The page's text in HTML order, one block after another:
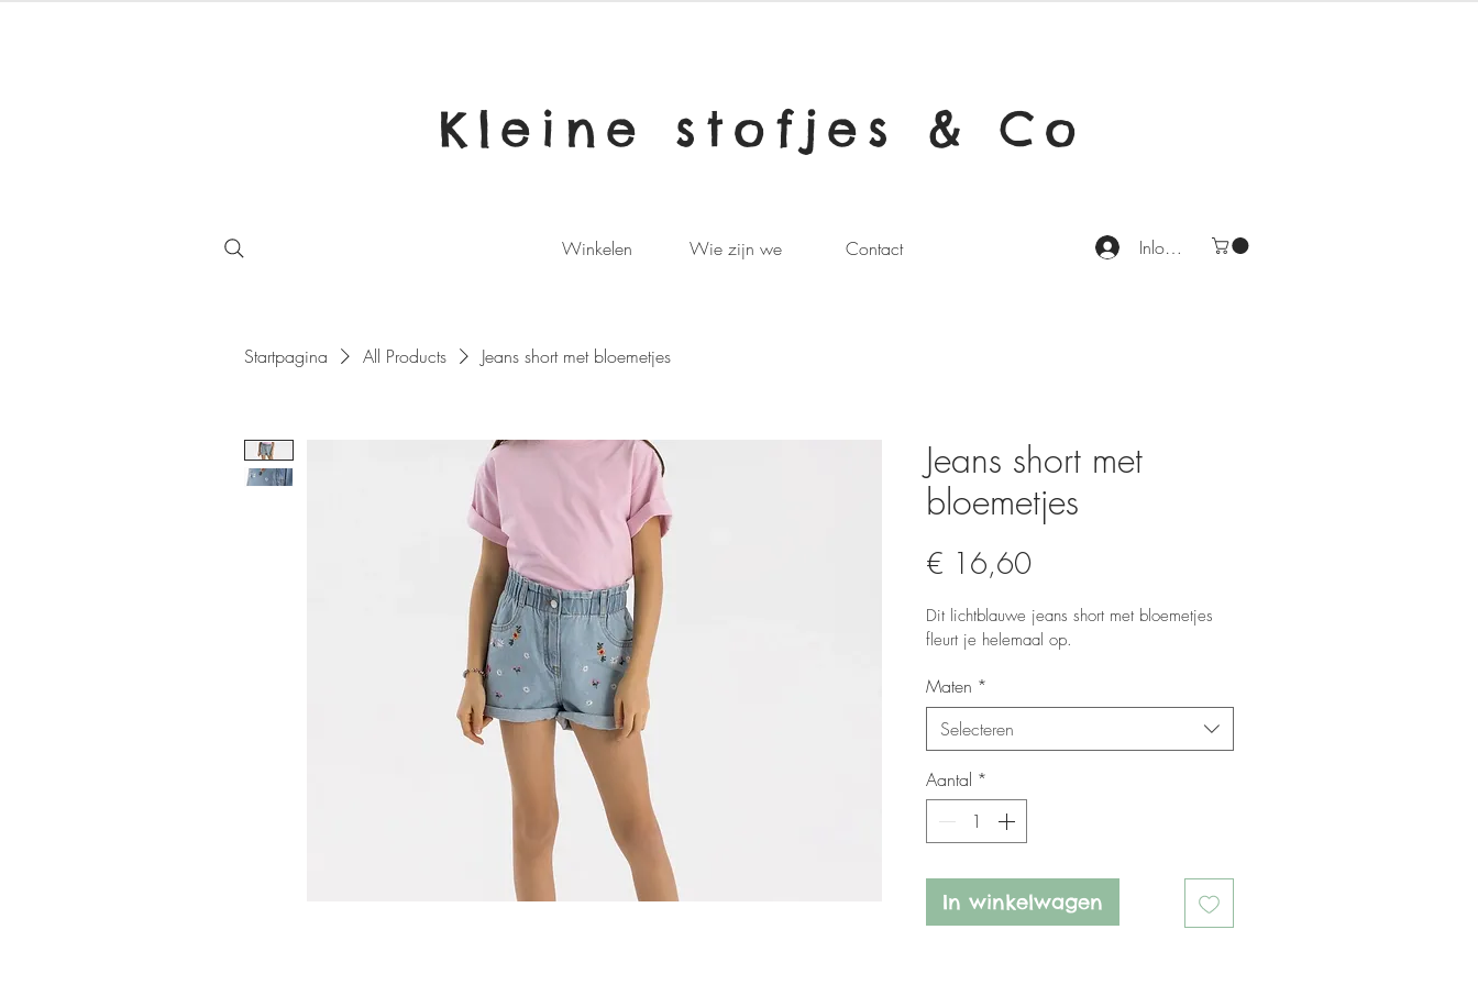
Kleine stofjes & Co
Winkelen Wie zijn we Contact Inloggen
Startpagina All Products Jeans short met bloemetjes
Jeans short met
bloemetjes
€ 16,60Prijs
Dit lichtblauwe jeans short met bloemetjes
fleurt je helemaal op.
Maten *
Selecteren
Aantal *
In winkelwagen